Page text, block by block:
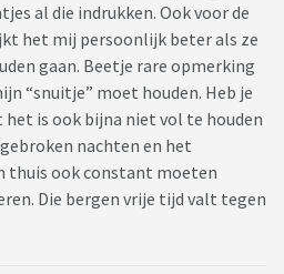
al die indrukken. Ook voor de
het mij persoonlijk beter als ze
gaan. Beetje rare opmerking
“snuitje” moet houden. Heb je
is ook bijna niet vol te houden
nachten en het
thuis ook constant moeten
Die bergen vrije tijd valt tegen